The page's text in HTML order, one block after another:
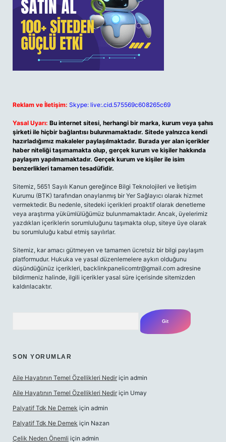
Reklam ve İletişim: Skype: live:.cid.575569c608265c69
Yasal Uyarı: Bu internet sitesi, herhangi bir marka, kurum veya şahıs
şirketi ile hiçbir bağlantısı bulunmamaktadır. Sitede yalnızca kendi
hazırladığımız makaleler paylaşılmaktadır. Burada yer alan içerikler
haber niteliği taşımamakta olup, gerçek kurum ve kişiler hakkında
paylaşım yapılmamaktadır. Gerçek kurum ve kişiler ile isim
benzerlikleri tamamen tesadüfidir.
Sitemiz, 5651 Sayılı Kanun gereğince Bilgi Teknolojileri ve İletişim
Kurumu (BTK) tarafından onaylanmış bir Yer Sağlayıcı olarak hizmet
vermektedir. Bu nedenle, sitedeki içerikleri proaktif olarak denetleme
veya araştırma yükümlülüğümüz bulunmamaktadır. Ancak, üyelerimiz
yazdıkları içeriklerin sorumluluğunu taşımakta olup, siteye üye olarak
bu sorumluluğu kabul etmiş sayılırlar.
Sitemiz, kar amacı gütmeyen ve tamamen ücretsiz bir bilgi paylaşım
platformudur. Hukuka ve yasal düzenlemelere aykırı olduğunu
düşündüğünüz içerikleri, backlinkpanelicomtr@gmail.com adresine
bildirmeniz halinde, ilgili içerikler yasal süre içerisinde sitemizden
kaldırılacaktır.
SON YORUMLAR
Aile Hayatının Temel Özellikleri Nedir için admin
Aile Hayatının Temel Özellikleri Nedir için Umay
Palyatif Tdk Ne Demek için admin
Palyatif Tdk Ne Demek için Nazan
Çelik Neden Önemli için admin